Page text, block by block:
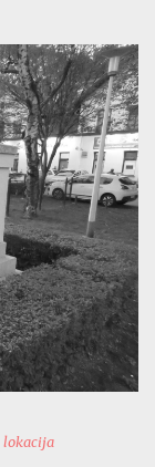
lokacija